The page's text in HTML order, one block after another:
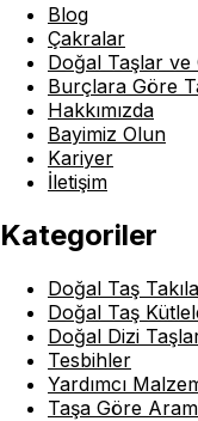
Blog
Çakralar
Doğal Taşlar ve
Burçlara Göre
Hakkımızda
Bayimiz Olun
Kariyer
İletişim
Kategoriler
Doğal Taş
Doğal Taş
Doğal Dizi
Tesbihler
Yardımcı
Taşa Göre